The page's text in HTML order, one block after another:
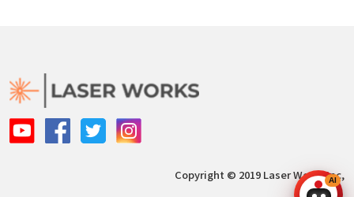
Copyright © 2019 Laser Works Inc,